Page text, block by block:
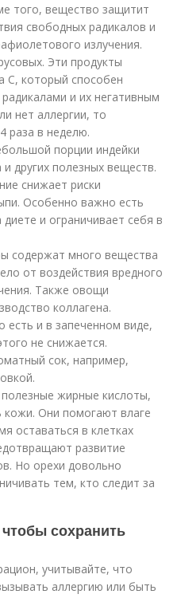
того, вещество защитит
свободных радикалов и
излучения.
Эти продукты
С, который способен
и их негативным
нет аллергии, то
раза в неделю.
порции индейки
других полезных веществ.
снижает риски
Особенно важно есть
и ограничивает себя в
содержат много вещества
от воздействия вредного
Также овощи
коллагена.
есть и в запеченном виде,
не снижается.
сок, например,
жирные кислоты,
кожи. Они помогают влаге
оставаться в клетках
развитие
Но орехи довольно
тем, кто следит за
сохранить
учитывайте, что
аллергию или быть